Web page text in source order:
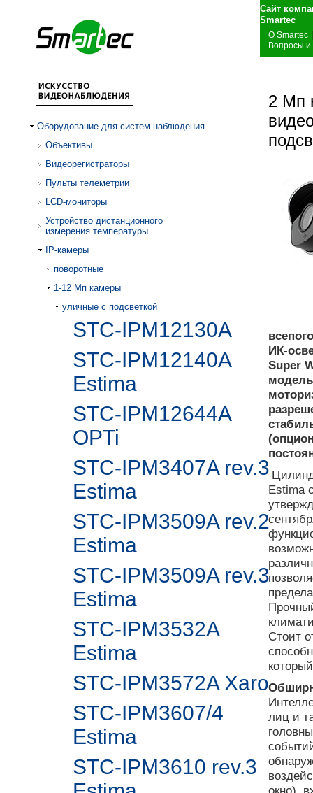
Сайт
О Smartec
Вопросы и
Оборудование для систем наблюдения
Объективы
Видеорегистраторы
Пульты телеметрии
LCD-мониторы
Устройство дистанционного
измерения температуры
IP-камеры
поворотные
1-12 Mп камеры
уличные с подсветкой
STC-IPM12130A
STC-IPM12140A
Estima
STC-IPM12644A
OPTi
STC-IPM3407A rev.3
Estima
STC-IPM3509A rev.2
Estima
STC-IPM3509A rev.3
Estima
STC-IPM3532A
Estima
STC-IPM3572A Xaro
STC-IPM3607/4
Estima
STC-IPM3610 rev.3
2 Мп
ИК-
Super
Estima
Стоит
лиц и
окно),